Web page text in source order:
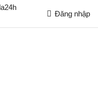
Đăng nhập